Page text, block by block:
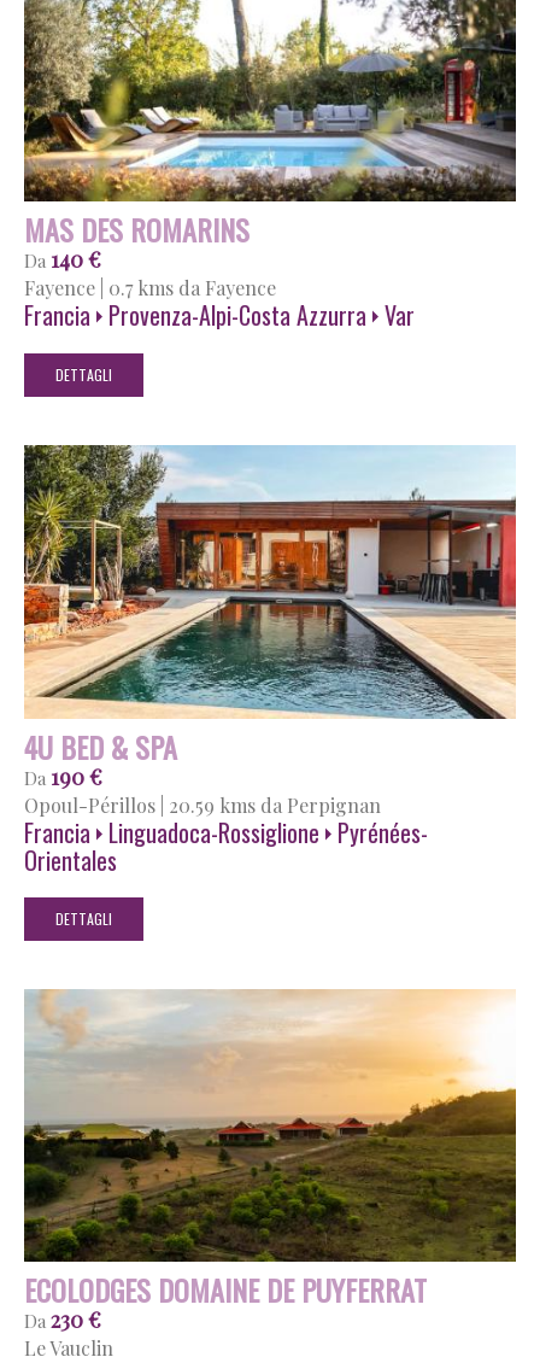
MAS DES ROMARINS
Da 140 €
Fayence 0.7 kms da Fayence
Francia Provenza-Alpi-Costa Azzurra Var
DETTAGLI
4U BED & SPA
Da 190 €
Opoul-Périllos 20.59 kms da Perpignan
Francia Linguadoca-Rossiglione Pyrénées-
Orientales
DETTAGLI
ECOLODGES DOMAINE DE PUYFERRAT
Da 230 €
Le Vauclin